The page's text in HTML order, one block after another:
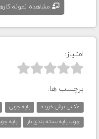
مشاهده نمونه
امتیاز:



برچسب ها:
عکس برش خورده پایه چوبی
چوب پایه بسته بندی بار
پایه